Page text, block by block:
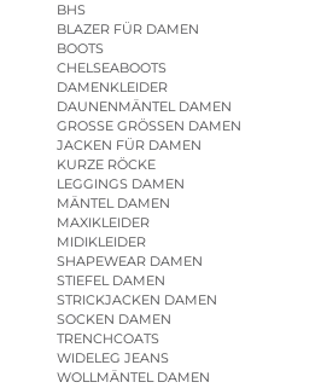
BHS
BLAZER FÜR DAMEN
BOOTS
CHELSEABOOTS
DAMENKLEIDER
DAUNENMÄNTEL DAMEN
GROSSE GRÖSSEN DAMEN
JACKEN FÜR DAMEN
KURZE RÖCKE
LEGGINGS DAMEN
MÄNTEL DAMEN
MAXIKLEIDER
MIDIKLEIDER
SHAPEWEAR DAMEN
STIEFEL DAMEN
STRICKJACKEN DAMEN
SOCKEN DAMEN
TRENCHCOATS
WIDELEG JEANS
WOLLMÄNTEL DAMEN